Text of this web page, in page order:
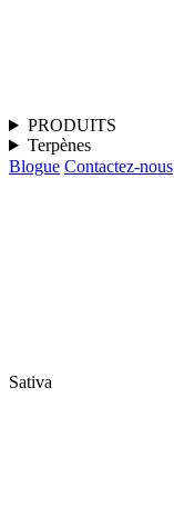
PRODUITS
Terpènes
Blogue Contactez-nous
Sativa